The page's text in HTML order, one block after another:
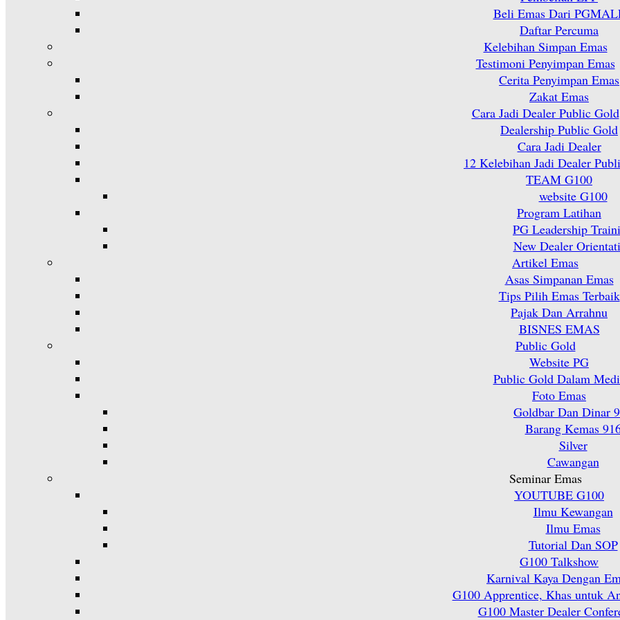
Beli Emas Dari
Daftar Percuma
Kelebihan Simpan Emas
Testimoni Penyimpan Emas
Cerita Penyimpan Emas
Zakat Emas
Cara Jadi Dealer Public Gold
Dealership Public Gold
Cara Jadi Dealer
12 Kelebihan Jadi Dealer
TEAM G100
website G100
Program Latihan
PG Leadership
New Dealer
Artikel Emas
Asas Simpanan Emas
Tips Pilih Emas Terbaik
Pajak Dan Arrahnu
BISNES EMAS
Public Gold
Website PG
Public Gold Dalam
Foto Emas
Goldbar Dan Dinar
Barang Kemas
Silver
Cawangan
Seminar Emas
YOUTUBE G100
Ilmu Kewangan
Ilmu Emas
Tutorial Dan SOP
G100 Talkshow
Karnival Kaya Dengan
G100 Apprentice, Khas untuk
G100 Master Dealer